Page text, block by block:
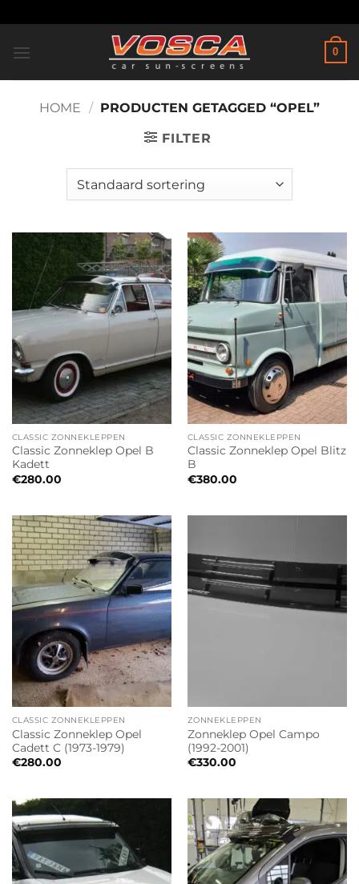
naar
inhoud
0
HOME / PRODUCTEN GETAGGED “OPEL”
FILTER
CLASSIC ZONNEKLEPPEN
Classic Zonneklep Opel B
Kadett
€280.00
CLASSIC ZONNEKLEPPEN
Classic Zonneklep Opel Blitz
B
€380.00
CLASSIC ZONNEKLEPPEN
Classic Zonneklep Opel
Cadett C (1973-1979)
€280.00
ZONNEKLEPPEN
Zonneklep Opel Campo
(1992-2001)
€330.00